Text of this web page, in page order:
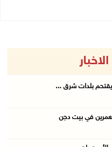
بلدات شرق ...
في بيت دجن